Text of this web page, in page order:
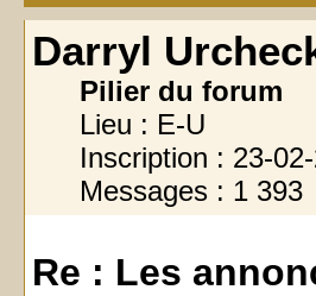
Darryl
Pilier du forum
Lieu : E-U
Inscription : 23-
Messages : 1 393
Re : Les